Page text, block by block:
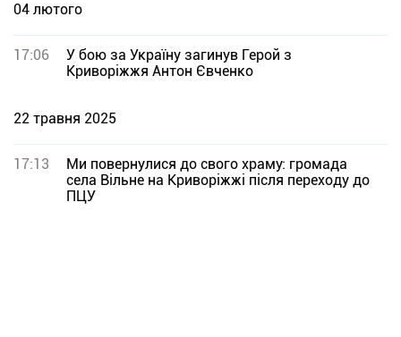
04 лютого
17:06
У бою за Україну загинув Герой з
Криворіжжя Антон Євченко
22 травня 2025
17:13
Ми повернулися до свого храму: громада
села Вільне на Криворіжжі після переходу до
ПЦУ